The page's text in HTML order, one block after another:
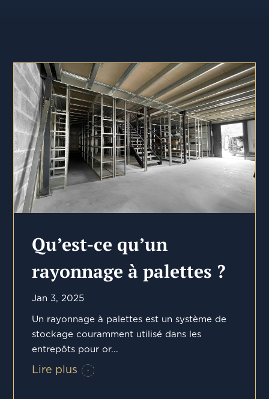
Qu’est-ce qu’un
rayonnage à palettes ?
Jan 3, 2025
Un rayonnage à palettes est un système de
stockage couramment utilisé dans les
entrepôts pour or...
Lire plus